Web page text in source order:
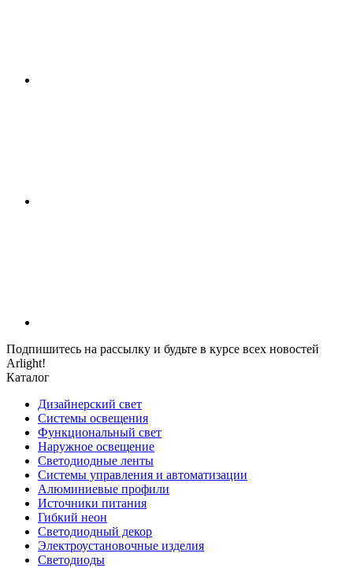
Подпишитесь на рассылку и будьте в курсе всех новостей
Arlight!
Каталог
Дизайнерский свет
Системы освещения
Функциональный свет
Наружное освещение
Светодиодные ленты
Системы управления и автоматизации
Алюминиевые профили
Источники питания
Гибкий неон
Светодиодный декор
Электроустановочные изделия
Светодиоды